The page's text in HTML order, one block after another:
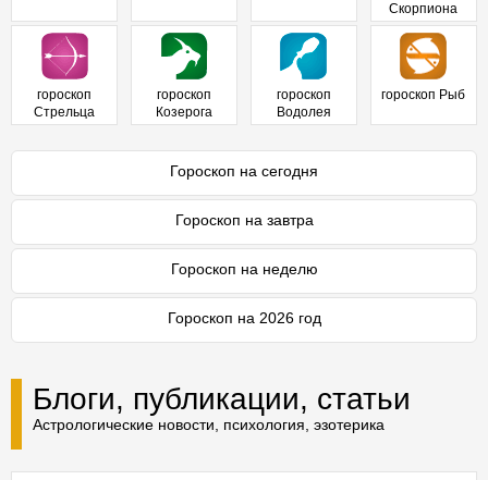
Скорпиона
гороскоп
Стрельца
гороскоп
Козерога
гороскоп
Водолея
гороскоп Рыб
Гороскоп на сегодня
Гороскоп на завтра
Гороскоп на неделю
Гороскоп на 2026 год
Блоги, публикации, статьи
Астрологические новости, психология, эзотерика